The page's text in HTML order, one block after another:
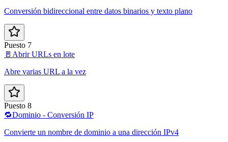
Conversión bidireccional entre datos binarios y texto plano
Puesto 7
🚪 Abrir URLs en lote
Abre varias URL a la vez
Puesto 8
🔁Dominio - Conversión IP
Convierte un nombre de dominio a una dirección IPv4